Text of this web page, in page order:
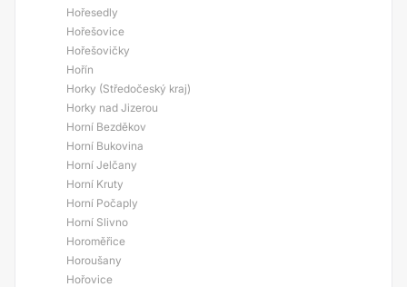
Hořesedly
Hořešovice
Hořešovičky
Hořín
Horky (Středočeský kraj)
Horky nad Jizerou
Horní Bezděkov
Horní Bukovina
Horní Jelčany
Horní Kruty
Horní Počaply
Horní Slivno
Horoměřice
Horoušany
Hořovice